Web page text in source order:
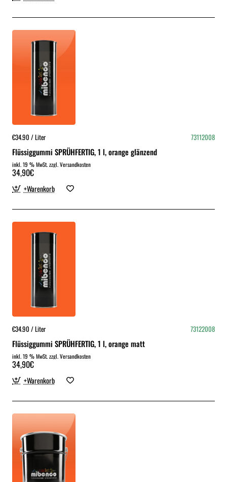
€34.90 / Liter 73112008
Flüssiggummi SPRÜHFERTIG, 1 l, orange glänzend
inkl. 19 % MwSt. zzgl. Versandkosten
34,90€
+Warenkorb
€34.90 / Liter 73122008
Flüssiggummi SPRÜHFERTIG, 1 l, orange matt
inkl. 19 % MwSt. zzgl. Versandkosten
34,90€
+Warenkorb